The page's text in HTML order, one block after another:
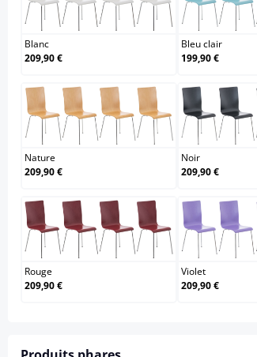
Blanc
Blanc
209,90 €
Bleu clair
199,90 €
Nature
Nature
209,90 €
Noir
209,90 €
Rouge
Rouge
209,90 €
Violet
209,90 €